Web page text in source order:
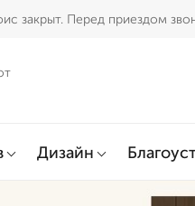
закрыт. Перед приездом
Дизайн